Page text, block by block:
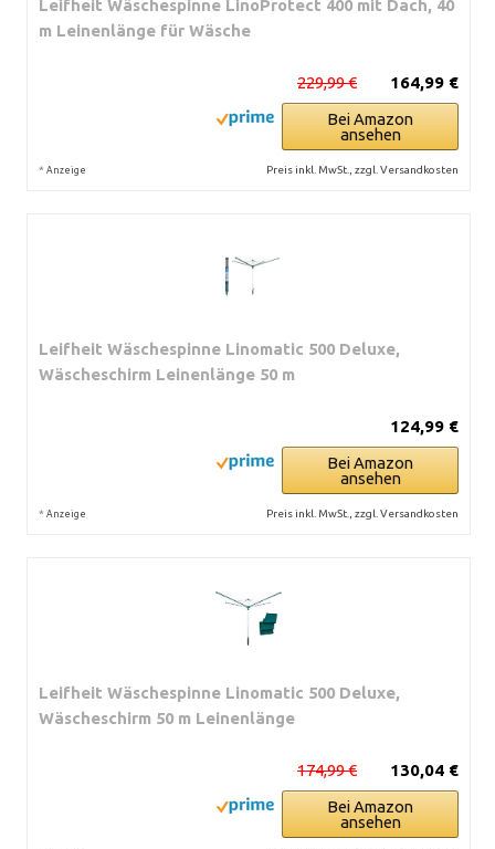
Leifheit Wäschespinne LinoProtect 400 mit Dach, 40
m Leinenlänge für Wäsche
164,99 €
229,99 €
Bei Amazon
ansehen
* Anzeige Preis inkl. MwSt., zzgl. Versandkosten
Leifheit Wäschespinne Linomatic 500 Deluxe,
Wäscheschirm Leinenlänge 50 m
124,99 €
Bei Amazon
ansehen
* Anzeige Preis inkl. MwSt., zzgl. Versandkosten
Leifheit Wäschespinne Linomatic 500 Deluxe,
Wäscheschirm 50 m Leinenlänge
130,04 €
174,99 €
Bei Amazon
ansehen